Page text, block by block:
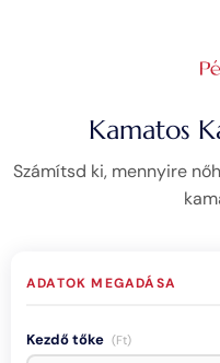
Kamatos
Számítsd ki, mennyire
ADATOK MEGADÁSA
Kezdő tőke (Ft)